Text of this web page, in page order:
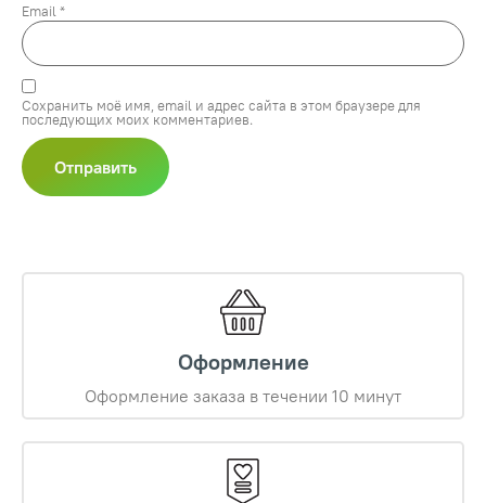
Email *
Сохранить моё имя, email и адрес сайта в этом браузере для
последующих моих комментариев.
Оформление
Оформление заказа в течении 10 минут